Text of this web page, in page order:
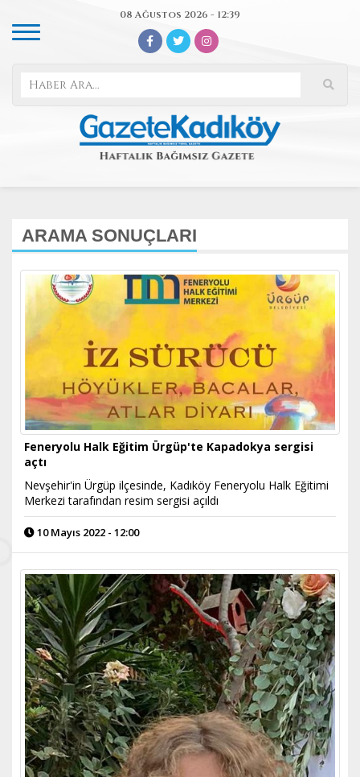
08 Ağustos 2026 - 12:39
ARAMA SONUÇLARI
Feneryolu Halk Eğitim Ürgüp'te Kapadokya sergisi
açtı
Nevşehir'in Ürgüp ilçesinde, Kadıköy Feneryolu Halk Eğitimi
Merkezi tarafından resim sergisi açıldı
10 Mayıs 2022 - 12:00